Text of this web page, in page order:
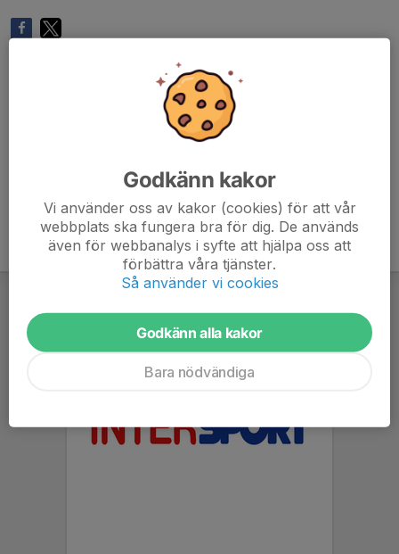
Godkänn kakor
Vi använder oss av kakor (cookies) för att vår
webbplats ska fungera bra för dig. De används
även för webbanalys i syfte att hjälpa oss att
förbättra våra tjänster.
Så använder vi cookies
Godkänn alla kakor
Bara nödvändiga